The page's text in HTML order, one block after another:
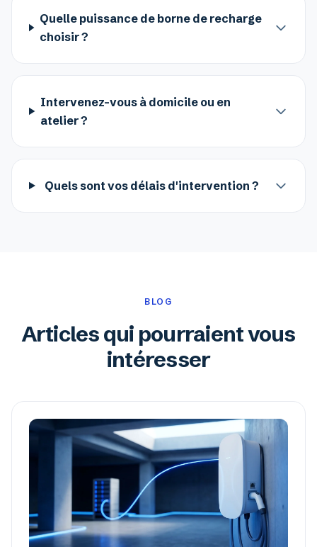
Quelle puissance de borne de recharge
choisir ?
Intervenez-vous à domicile ou en
atelier ?
Quels sont vos délais d'intervention ?
BLOG
Articles qui pourraient vous
intéresser